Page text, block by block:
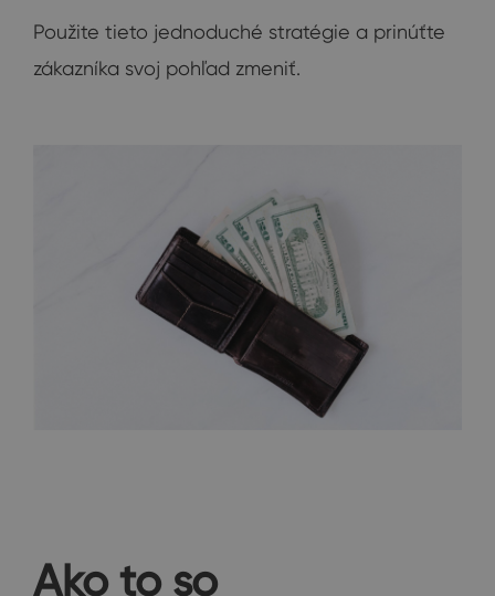
Použite tieto jednoduché stratégie a prinúťte
zákazníka svoj pohľad zmeniť.
Ako to so